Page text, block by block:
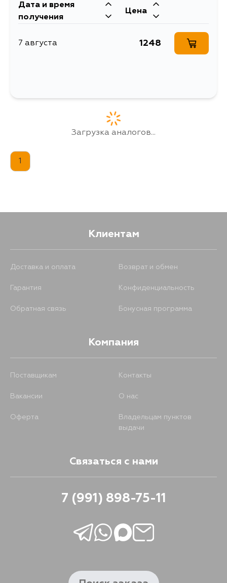
Дата и время
получения
Цена
7 августа 1248
Загрузка аналогов...
1
Клиентам
Доставка и оплата Возврат и обмен
Гарантия Конфиденциальность
Обратная связь Бонусная программа
Компания
Поставщикам Контакты
Вакансии О нас
Оферта
Владельцам пунктов
выдачи
Связаться с нами
7 (991) 898-75-11